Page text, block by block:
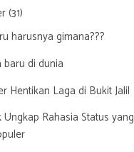
(31)
harusnya gimana???
baru di dunia
Hentikan Laga di Bukit Jalil
Rahasia Status yang